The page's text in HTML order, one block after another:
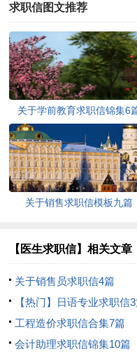
求职信图文推荐
关于学前教育求职信锦集6
关于销售求职信模板九篇
【医生求职信】相关文章
关于销售员求职信4篇
【热门】日语专业求职信
工程造价求职信合集7篇
会计助理求职信锦集10篇